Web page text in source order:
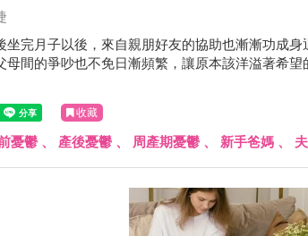
坐完月子以後，來自親朋好友的協助也漸漸功成
母間的爭吵也不免日漸頻繁，讓原本該洋溢著希
收藏
憂鬱 、 產後憂鬱 、 周產期憂鬱 、 新手爸媽 、